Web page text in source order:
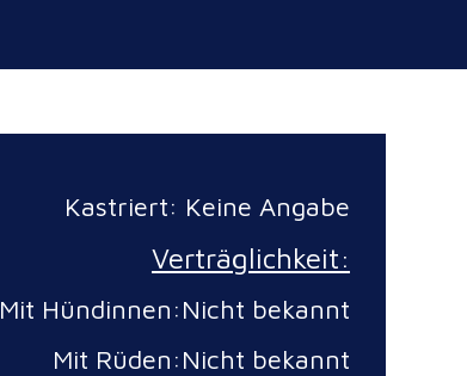
Kastriert: Keine Angabe
Verträglichkeit:
Mit Hündinnen:Nicht bekannt
Mit Rüden:Nicht bekannt